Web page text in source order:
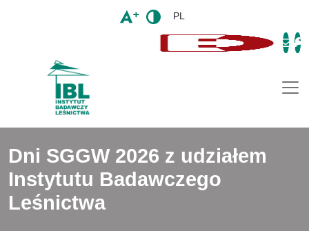
PL
Dni SGGW 2026 z udziałem
Instytutu Badawczego
Leśnictwa